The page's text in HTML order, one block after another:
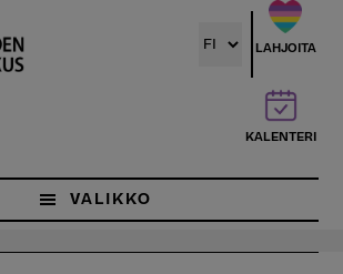
LAHJOITA
KALENTERI
VALIKKO